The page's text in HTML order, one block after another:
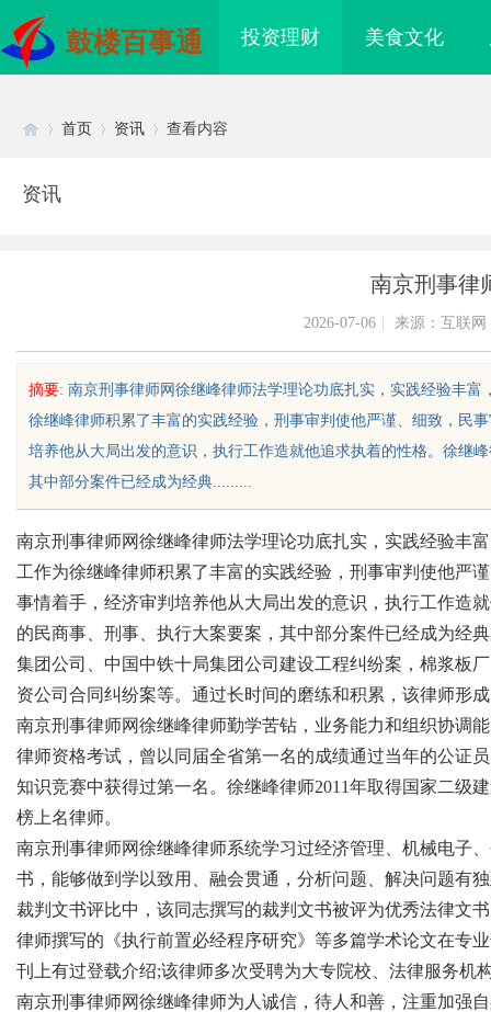
鼓楼百事通 投资理财 美食文化
sc
uz
!
首页 资讯 查看内容
资讯
南京刑事律
2026-07-06 来源：互联网
摘要: 南京刑事律师网徐继峰律师法学理论功底扎实，实践经验丰
徐继峰律师积累了丰富的实践经验，刑事审判使他严谨、细致，民
培养他从大局出发的意识，执行工作造就他追求执着的性格。徐继
其中部分案件已经成为经典.........
南京刑事律师网徐继峰律师法学理论功底扎实，实践经验丰
工作为徐继峰律师积累了丰富的实践经验，刑事审判使他严
事情着手，经济审判培养他从大局出发的意识，执行工作造
的民商事、刑事、执行大案要案，其中部分案件已经成为经
集团公司、中国中铁十局集团公司建设工程纠纷案，棉浆板
资公司合同纠纷案等。通过长时间的磨练和积累，该律师形
南京刑事律师网徐继峰律师勤学苦钻，业务能力和组织协调
律师资格考试，曾以同届全省第一名的成绩通过当年的公证
知识竞赛中获得过第一名。徐继峰律师2011年取得国家二级
榜上名律师。
南京刑事律师网徐继峰律师系统学习过经济管理、机械电子
书，能够做到学以致用、融会贯通，分析问题、解决问题有
裁判文书评比中，该同志撰写的裁判文书被评为优秀法律文
律师撰写的《执行前置必经程序研究》等多篇学术论文在专
刊上有过登载介绍;该律师多次受聘为大专院校、法律服务机
南京刑事律师网徐继峰律师为人诚信，待人和善，注重加强
到”为什么隔壁店铺没
给他免费派单？ 究竟藏着哪些行业秘诀？